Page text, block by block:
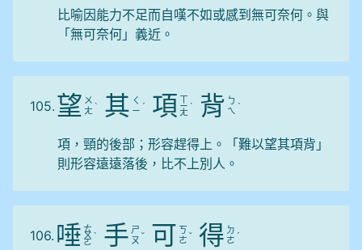
比喻因能力不足而自嘆不如或感到無可奈何。與
「無可奈何」義近。
105. 望 ㄨ
ㄤ ˋ 其 ㄑ
ㄧ ˊ 項 ㄒ
ㄧ
ㄤ
ˋ 背 ㄅ
ㄟ ˋ
項，頸的後部；形容趕得上。「難以望其項背」
則形容遠遠落後，比不上別人。
106. 唾 ㄊ
ㄨ
ㄛ
ˋ 手 ㄕ
ㄡ ˇ 可 ㄎ
ㄜ ˇ 得 ㄉ
ㄜ ˊ